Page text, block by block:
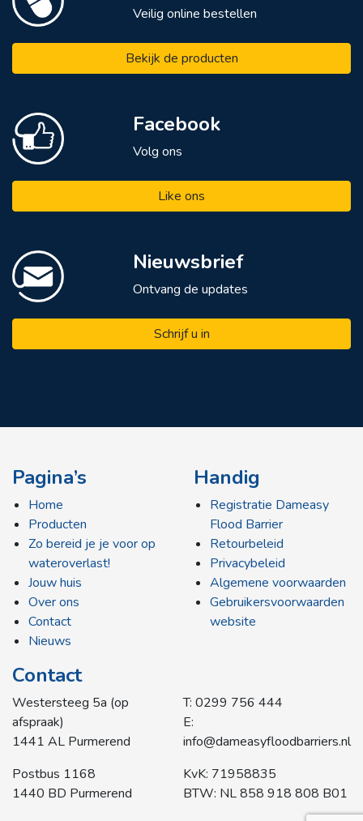
Veilig online bestellen
Bekijk de producten
Facebook
Volg ons
Like ons
Nieuwsbrief
Ontvang de updates
Schrijf u in
Pagina’s
Home
Producten
Zo bereid je je voor op
wateroverlast!
Jouw huis
Over ons
Contact
Nieuws
Handig
Registratie Dameasy
Flood Barrier
Retourbeleid
Privacybeleid
Algemene voorwaarden
Gebruikersvoorwaarden
website
Contact
Westersteeg 5a (op
afspraak)
1441 AL Purmerend
Postbus 1168
1440 BD Purmerend
T: 0299 756 444
E:
info@dameasyfloodbarriers.nl
KvK: 71958835
BTW: NL 858 918 808 B01